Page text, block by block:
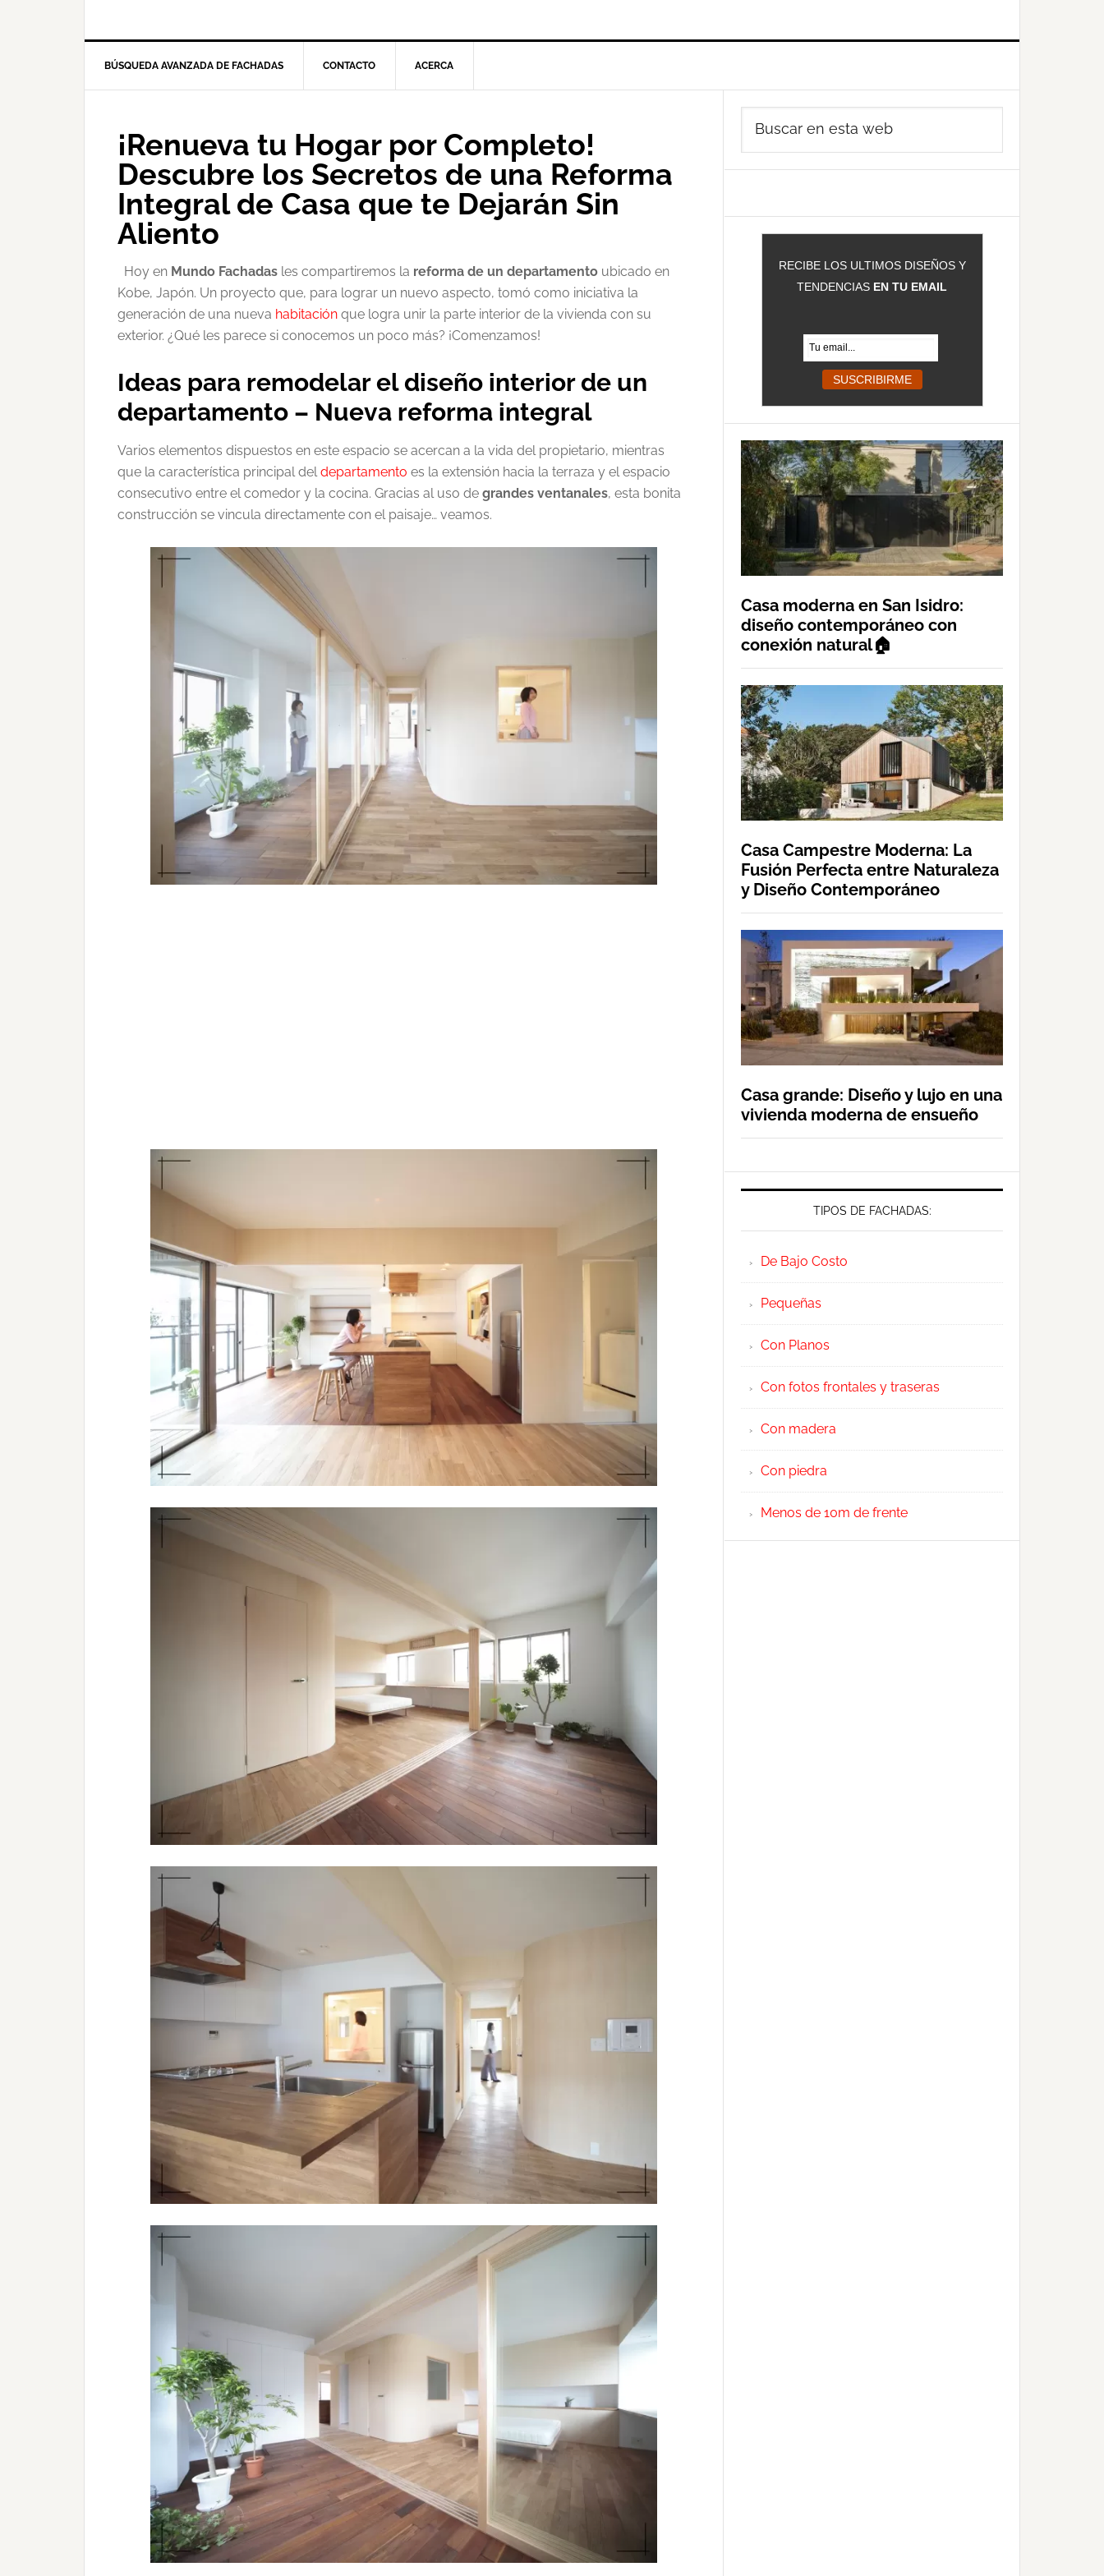
BÚSQUEDA AVANZADA DE FACHADAS CONTACTO ACERCA
¡Renueva tu Hogar por Completo!
Descubre los Secretos de una Reforma
Integral de Casa que te Dejarán Sin
Aliento
Hoy en Mundo Fachadas les compartiremos la reforma de un departamento ubicado en
Kobe, Japón. Un proyecto que, para lograr un nuevo aspecto, tomó como iniciativa la
generación de una nueva habitación que logra unir la parte interior de la vivienda con su
exterior. ¿Qué les parece si conocemos un poco más? ¡Comenzamos!
Ideas para remodelar el diseño interior de un
departamento – Nueva reforma integral
Varios elementos dispuestos en este espacio se acercan a la vida del propietario, mientras
que la característica principal deldepartamento es la extensión hacia la terraza y el espacio
consecutivo entre el comedor y la cocina. Gracias al uso de grandes ventanales, esta bonita
construcción se vincula directamente con el paisaje… veamos.
Barra
lateral
principal
RECIBE LOS ULTIMOS DISEÑOS Y
TENDENCIAS EN TU EMAIL
Casa moderna en San Isidro:
diseño contemporáneo con
conexión natural🏠
Casa Campestre Moderna: La
Fusión Perfecta entre Naturaleza
y Diseño Contemporáneo
Casa grande: Diseño y lujo en una
vivienda moderna de ensueño
TIPOS DE FACHADAS:
De Bajo Costo
Pequeñas
Con Planos
Con fotos frontales y traseras
Con madera
Con piedra
Menos de 10m de frente